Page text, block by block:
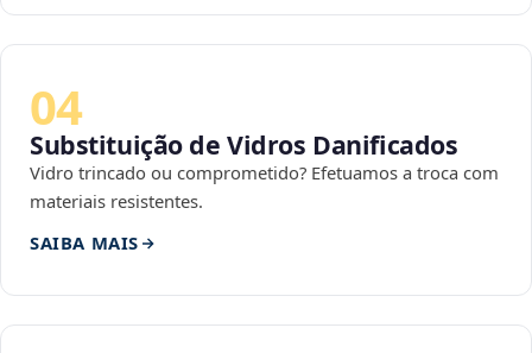
04
Substituição de Vidros Danificados
Vidro trincado ou comprometido? Efetuamos a troca com
materiais resistentes.
SAIBA MAIS